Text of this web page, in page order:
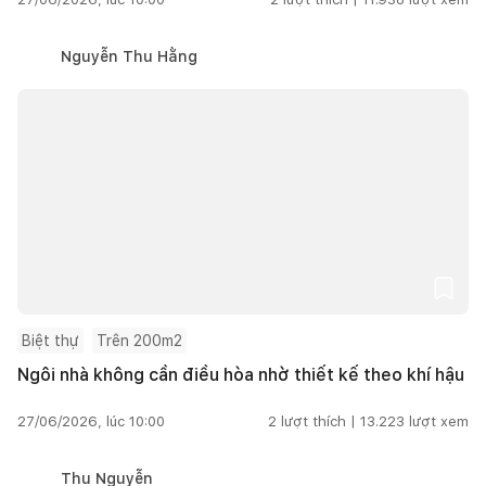
Nguyễn Thu Hằng
Biệt thự Trên 200m2
Ngôi nhà không cần điều hòa nhờ thiết kế theo khí hậu
27/06/2026, lúc 10:00 2 lượt thích | 13.223 lượt xem
Thu Nguyễn